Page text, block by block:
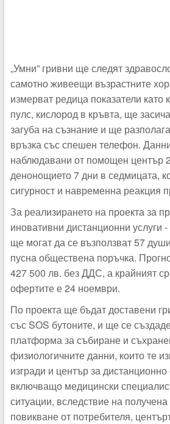
„Умни” гривни ще следят
самотно живеещи възрастните
измерват редица показатели като
пулс, кислород в кръвта, ще
загуба на съзнание и ще
връзка със спешен телефон.
наблюдавани от помощен център
денонощието 7 дни в седмицата,
сигурност и навременна реакция
За реализирането на проекта за
иновативни дистанционни услуги
ще могат да се възползват 57
пусна обществена поръчка.
427 500 лв. без ДДС, а крайният
офертите е 24 ноември.
По проекта ще бъдат доставени
със SOS бутоните, и ще се
платформа за събиране и
физиологичните данни, които те
изгради и център за
включващо медицински
ситуации, вследствие на
повикване от потребителя,